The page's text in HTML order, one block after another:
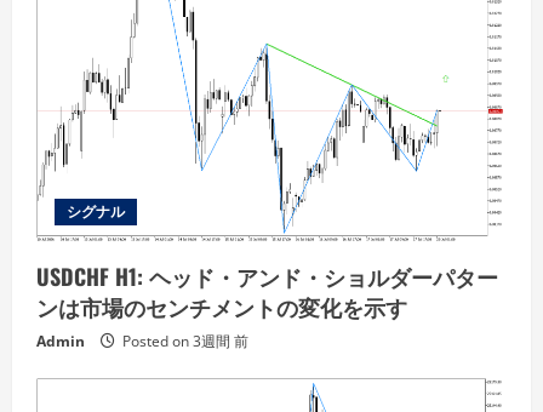
シグナル
USDCHF H1: ヘッド・アンド・ショルダーパター
ンは市場のセンチメントの変化を示す
Admin Posted on 3週間 前